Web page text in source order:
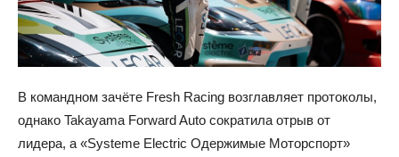
В командном зачёте Fresh Racing возглавляет протоколы,
однако Takayama Forward Auto сократила отрыв от
лидера, а «Systeme Electric Одержимые Моторспорт»